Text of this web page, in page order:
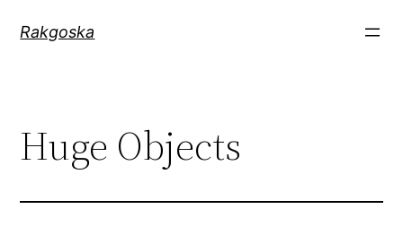
InhaltRakgoska
Huge Objects